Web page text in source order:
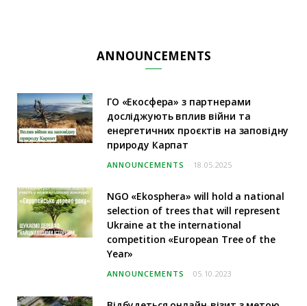
ANNOUNCEMENTS
ГО «Екосфера» з партнерами
досліджують вплив війни та
енергетичних проєктів на заповідну
природу Карпат
ANNOUNCEMENTS 18.05.2025
NGO «Ekosphera» will hold a national
selection of trees that will represent
Ukraine at the international
competition «European Tree of the
Year»
ANNOUNCEMENTS 05.10.2023